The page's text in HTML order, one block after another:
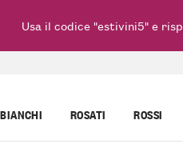
BIANCHI ROSATI ROSSI
Usa il codice "estivini5" e